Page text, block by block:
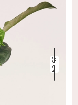
35 см